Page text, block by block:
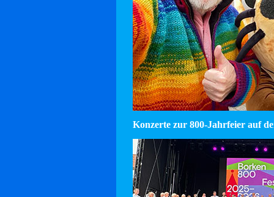
Konzerte zur 800-Jahrfeier auf